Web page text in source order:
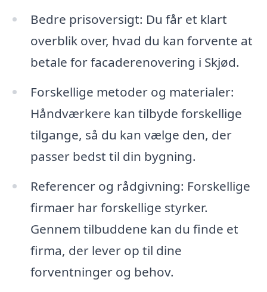
Bedre prisoversigt: Du får et klart
overblik over, hvad du kan forvente at
betale for facaderenovering i Skjød.
Forskellige metoder og materialer:
Håndværkere kan tilbyde forskellige
tilgange, så du kan vælge den, der
passer bedst til din bygning.
Referencer og rådgivning: Forskellige
firmaer har forskellige styrker.
Gennem tilbuddene kan du finde et
firma, der lever op til dine
forventninger og behov.